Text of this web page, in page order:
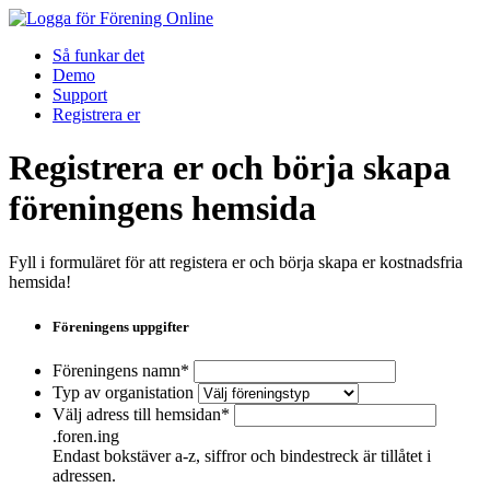
Så funkar det
Demo
Support
Registrera er
Registrera er och börja skapa
föreningens hemsida
Fyll i formuläret för att registera er och börja skapa er kostnadsfria
hemsida!
Föreningens uppgifter
Föreningens namn*
Typ av organistation
Välj adress till hemsidan*
.foren.ing
Endast bokstäver a-z, siffror och bindestreck är tillåtet i
adressen.